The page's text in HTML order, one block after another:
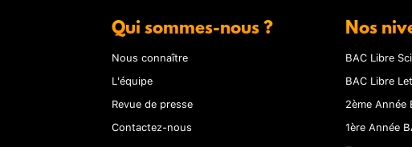
Qui sommes-nous ?
Nous connaître
L'équipe
Revue de presse
Contactez-nous
Nos
BAC Libre
BAC Libre
2ème Année
1ère Année